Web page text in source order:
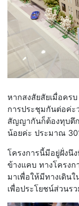
หากสงสัยสัยเมื่อคร
การประชุมกันต่อค่ะ
สัญญากันก็ต้องทุบตึ
น้อยค่ะ ประมาณ
โครงการนี้มีอยู่ฝั่งนึ
ข้างแคบ ทางโครงก
มาเพื่อให้มีทางเดิน
เพื่อประโยชน์ส่วนร